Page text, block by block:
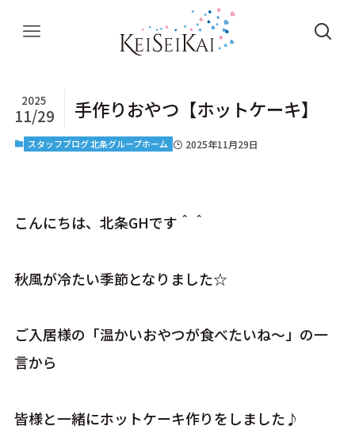
手作りおやつ【ホットケーキ】
2025
11/29
スタッフブログ 北条グループホーム 2025年11月29日
こんにちは、北条GHです＾＾
秋風が冷たい季節となりました☆
ご入居様の「温かいおやつが食べたいね～」の一
言から
皆様と一緒にホットケーキ作りをしました♪